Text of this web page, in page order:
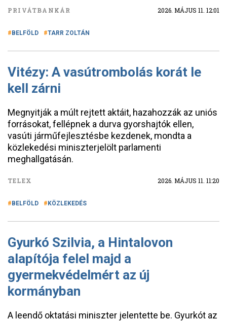
PRIVÁTBANKÁR 2026. MÁJUS 11. 12:01
BELFÖLD TARR ZOLTÁN
Vitézy: A vasútrombolás korát le
kell zárni
Megnyitják a múlt rejtett aktáit, hazahozzák az uniós
forrásokat, fellépnek a durva gyorshajtók ellen,
vasúti járműfejlesztésbe kezdenek, mondta a
közlekedési miniszterjelölt parlamenti
meghallgatásán.
TELEX 2026. MÁJUS 11. 11:20
BELFÖLD KÖZLEKEDÉS
Gyurkó Szilvia, a Hintalovon
alapítója felel majd a
gyermekvédelmért az új
kormányban
A leendő oktatási miniszter jelentette be. Gyurkót az